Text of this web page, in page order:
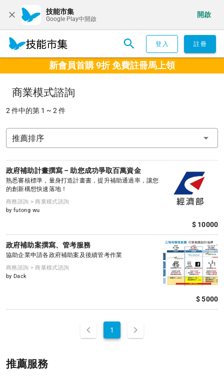
技能市集
Google Play中開啟
開啟
登入 註冊
新會員首購 9折 免費註冊馬上領
商業模式諮詢
2 件中的第 1 ~ 2 件
推薦排序
政府補助計畫撰寫 – 助您成功爭取百萬資金
熟悉審核標準，量身打造計畫書，提升補助通過率，讓您
的創新構想快速落地！
商務諮詢 > 商業模式諮詢
by futong wu
$ 10000
政府補助案撰寫、管考服務
協助企業申請各政府補助案及後續管考作業
商務諮詢 > 商業模式諮詢
by Dack
$ 5000
1
推薦服務